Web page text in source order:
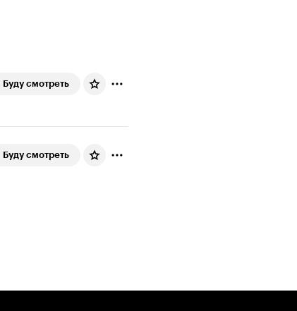
Буду смотреть
Буду смотреть